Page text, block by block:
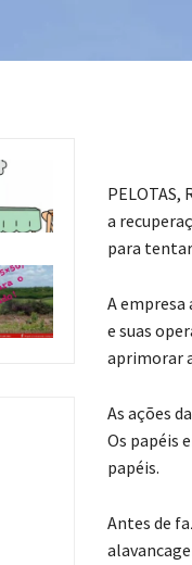
PELOTAS,
a
para
A
e suas
aprimorar
As ações
Os papéis
papéis.
Antes de